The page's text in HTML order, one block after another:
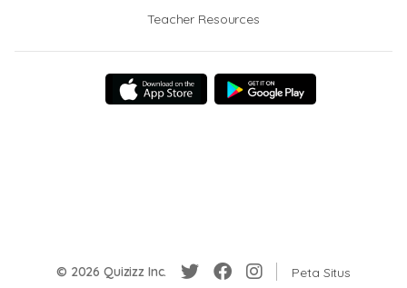
Teacher Resources
© 2026 Quizizz Inc. Peta Situs